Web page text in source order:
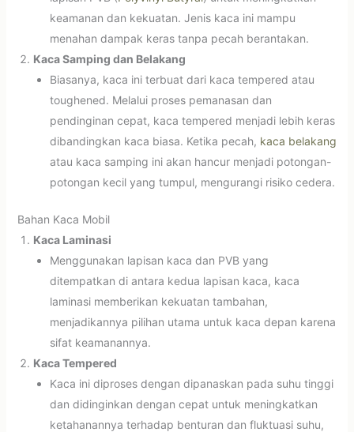
keamanan dan kekuatan. Jenis kaca ini mampu
menahan dampak keras tanpa pecah berantakan.
Kaca Samping dan Belakang
Biasanya, kaca ini terbuat dari kaca tempered atau
toughened. Melalui proses pemanasan dan
pendinginan cepat, kaca tempered menjadi lebih keras
dibandingkan kaca biasa. Ketika pecah, kaca belakang
atau kaca samping ini akan hancur menjadi potongan-
potongan kecil yang tumpul, mengurangi risiko cedera.
Bahan Kaca Mobil
Kaca Laminasi
Menggunakan lapisan kaca dan PVB yang
ditempatkan di antara kedua lapisan kaca, kaca
laminasi memberikan kekuatan tambahan,
menjadikannya pilihan utama untuk kaca depan karena
sifat keamanannya.
Kaca Tempered
Kaca ini diproses dengan dipanaskan pada suhu tinggi
dan didinginkan dengan cepat untuk meningkatkan
ketahanannya terhadap benturan dan fluktuasi suhu,